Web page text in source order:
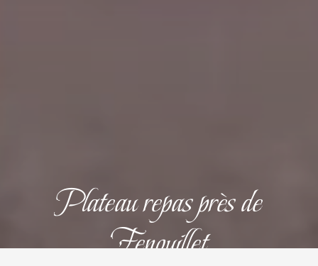
Plateau repas près de
Fenouillet